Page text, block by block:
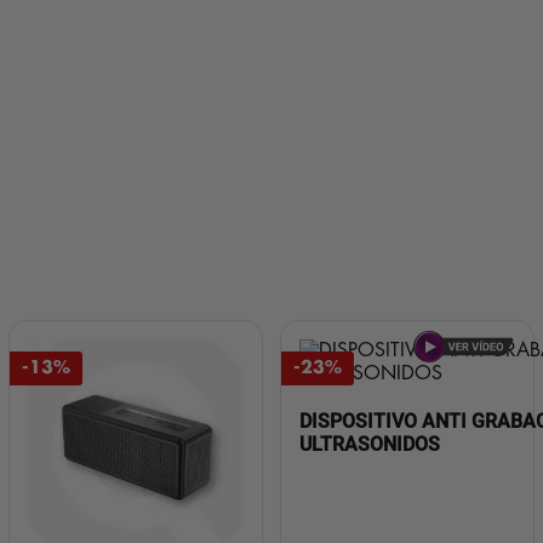
-13% -23%
DISPOSITIVO ANTI
ULTRASONIDOS